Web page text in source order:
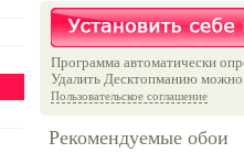
Программа автоматически
Удалить Десктопманию
Пользовательское соглашение
Рекомендуемые обои